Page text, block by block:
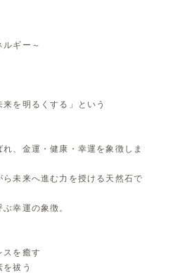
ルギー～
来を明るくする」という
、金運・健康・幸運を象徴しま
未来へ進む力を授ける天然石で
幸運の象徴。
スを癒す
を祓う